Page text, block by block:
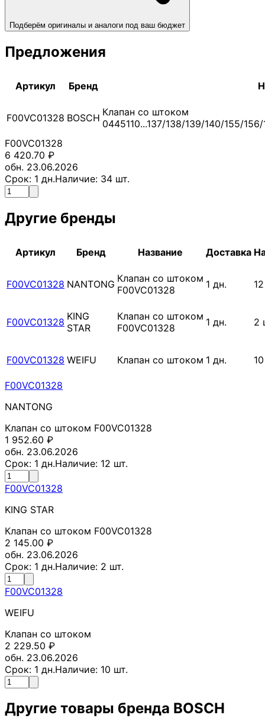
Подберём оригиналы и аналоги под ваш бюджет
Предложения
Артикул Бренд
F00VC01328 BOSCH Клапан со штоком
0445110...137/138/139/140/155/
F00VC01328
6 420.70 ₽
обн. 23.06.2026
Срок: 1 дн.Наличие: 34 шт.
Другие бренды
Артикул Бренд Название Доставка
F00VC01328 NANTONG Клапан со штоком
F00VC01328
1 дн. 12
F00VC01328 KING
STAR
Клапан со штоком
F00VC01328
1 дн. 2
F00VC01328 WEIFU Клапан со штоком 1 дн. 10
F00VC01328
NANTONG
Клапан со штоком F00VC01328
1 952.60 ₽
обн. 23.06.2026
Срок: 1 дн.Наличие: 12 шт.
F00VC01328
KING STAR
Клапан со штоком F00VC01328
2 145.00 ₽
обн. 23.06.2026
Срок: 1 дн.Наличие: 2 шт.
F00VC01328
WEIFU
Клапан со штоком
2 229.50 ₽
обн. 23.06.2026
Срок: 1 дн.Наличие: 10 шт.
Другие товары бренда BOSCH